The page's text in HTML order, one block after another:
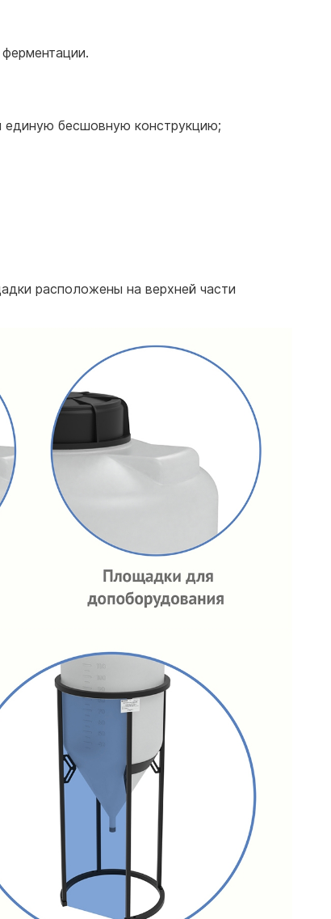
единую бесшовную конструкцию;
расположены на верхней части